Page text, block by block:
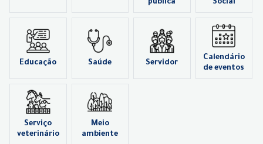
pública Social
Educação Saúde Servidor
Calendário
de eventos
Serviço
veterinário
Meio
ambiente